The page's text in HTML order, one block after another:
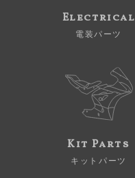
Electrical
電装パーツ
Kit Parts
キットパーツ